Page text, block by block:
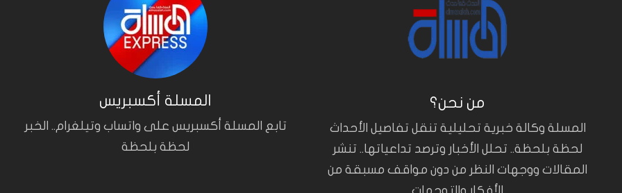
المسلة أكسبريس
تابع المسلة أكسبريس على واتساب وتيلغرام.. الخبر
لحظة بلحظة
من نحن؟
المسلة وكالة خبرية تحليلية تنقل تفاصيل الأحداث
لحظة بلحظة.. تحلل الأخبار وترصد تداعياتها.. تنشر
المقالات ووجهات النظر من دون مواقف مسبقة من